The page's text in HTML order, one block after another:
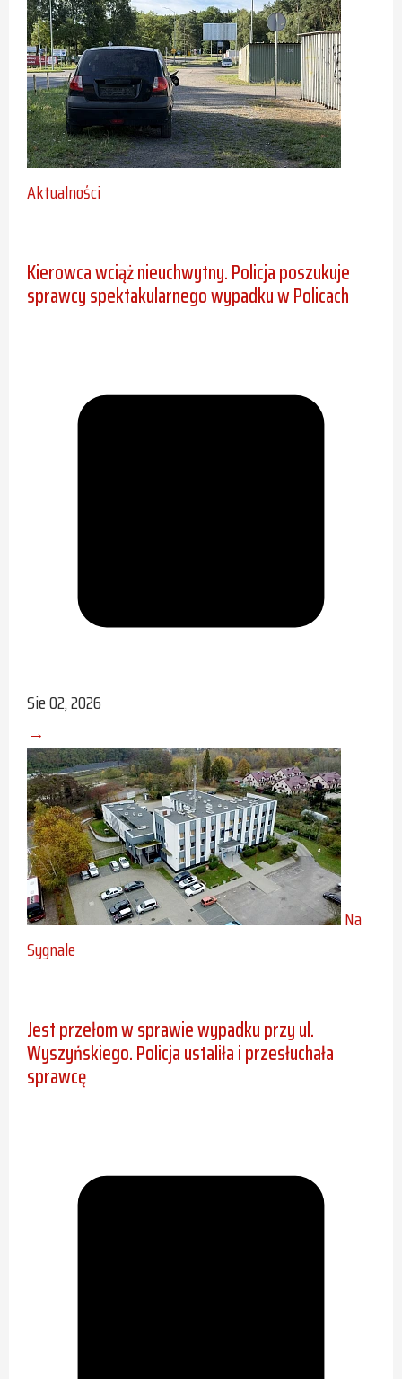
Aktualności
Kierowca wciąż nieuchwytny. Policja poszukuje
sprawcy spektakularnego wypadku w Policach
Sie 02, 2026
→
Na
Sygnale
Jest przełom w sprawie wypadku przy ul.
Wyszyńskiego. Policja ustaliła i przesłuchała
sprawcę